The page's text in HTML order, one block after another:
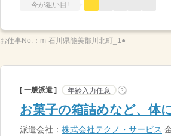
今が狙い目!
お仕事No.： m-石川県能美郡川北町_1●
[ 一般派遣 ] 年齢入力任意 ?
お菓子の箱詰めなど、体
派遣会社： 株式会社テクノ・サービス